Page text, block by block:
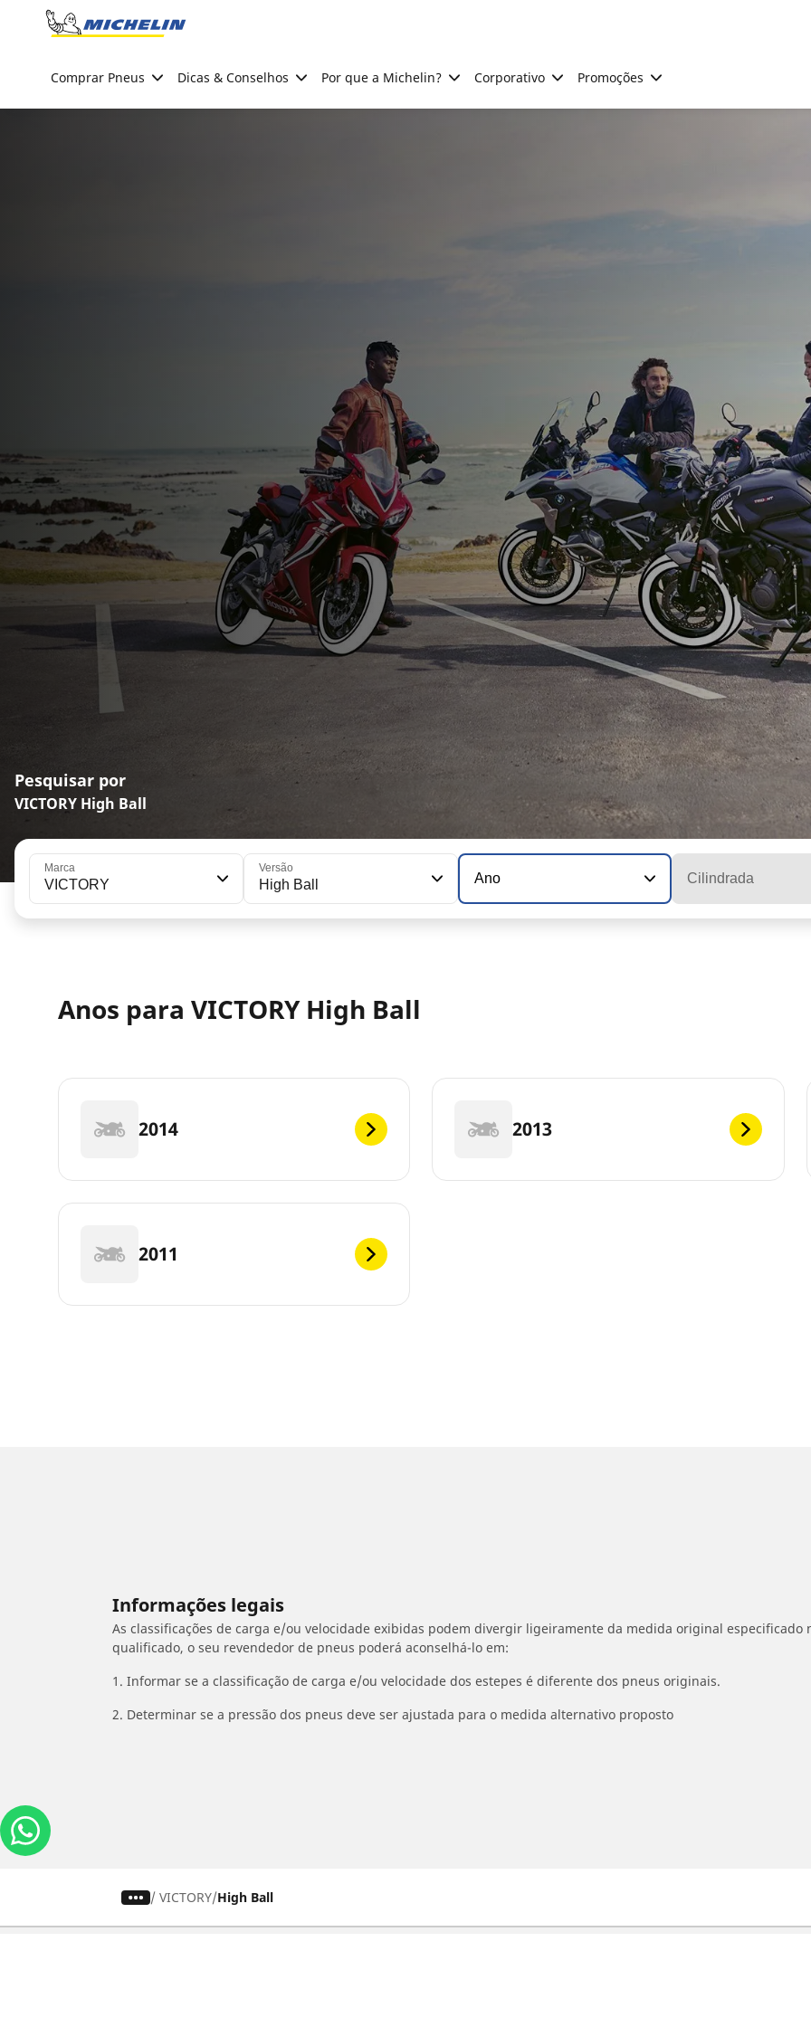
Go to page content
Comprar Pneus Dicas & Conselhos Por que a Michelin? Corporativo Promoções
Pesquisar por
VICTORY High Ball
Marca
VICTORY
Versão
High Ball Ano Cilindrada
Anos para VICTORY High Ball
2014 2013
2011
Informações legais
As classificações de carga e/ou velocidade exibidas podem divergir ligeiramente da medida original especificado
qualificado, o seu revendedor de pneus poderá aconselhá-lo em:
1. Informar se a classificação de carga e/ou velocidade dos estepes é diferente dos pneus originais.
2. Determinar se a pressão dos pneus deve ser ajustada para o medida alternativo proposto
/ VICTORY High Ball